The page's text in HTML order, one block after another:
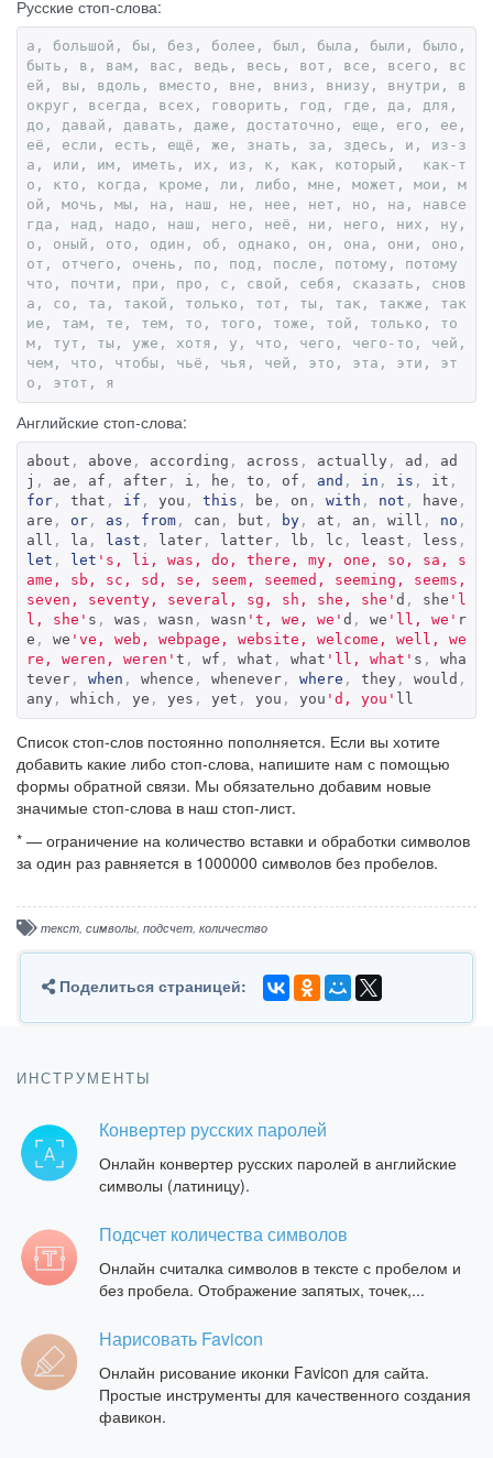
Русские стоп-слова:
а, большой, бы, без, более, был, была, были,
было,
быть,
в, вам, вас, ведь, весь, вот, все, всего,
вс
ей,
вы, вдоль, вместо, вне, вниз, внизу, внутри,
в
округ,
всегда, всех, говорить, год, где, да,
для,
до,
давай, давать, даже, достаточно, еще, его,
ее,
её,
если, есть, ещё, же, знать, за, здесь, и,
из-з
а,
или, им, иметь, их, из, к, как, который,
как-т
о,
кто, когда, кроме, ли, либо, мне, может, мои,
м
ой,
мочь, мы, на, наш, не, нее, нет, но, на,
навсе
гда,
над, надо, наш, него, неё, ни, него, них,
ну,
о,
оный, ото, один, об, однако, он, она, они,
оно,
от,
отчего, очень, по, под, после, потому,
потому
что,
почти, при, про, с, свой, себя, сказать,
снов
а,
со, та, такой, только, тот, ты, так, также,
так
ие,
там, те, тем, то, того, тоже, той, только,
то
м,
тут, ты, уже, хотя, у, что, чего, чего-то,
чей,
чем,
что, чтобы, чьё, чья, чей, это, эта, эти,
эт
о,
этот, я
Английские стоп-слова:
about , above , according , across , actually , ad ,
ad
j , ae , af , after , i , he , to , of , and , in , is , it ,
for , that , if , you , this , be , on , with , not , have ,
are , or , as , from , can , but , by , at , an , will , no ,
all , la , last , later , latter , lb , lc , least , less ,
let , let 's, li, was, do, there, my, one, so, sa, s
ame, sb, sc, sd, se, seem, seemed, seeming, seems,
seven, seventy, several, sg, sh, she, she' d , she 'l
l, she' s , was , wasn , wasn 't, we, we' d , we 'll, we' r
e , we 've, web, webpage, website, welcome, well, we
re, weren, weren' t , wf , what , what 'll, what' s ,
wha
tever , when , whence , whenever , where , they , would ,
any , which , ye , yes , yet , you , you 'd, you' ll
Список стоп-слов постоянно пополняется. Если вы хотите
добавить какие либо стоп-слова, напишите нам с помощью
формы обратной связи. Мы обязательно добавим новые
значимые стоп-слова в наш стоп-лист.
* — ограничение на количество вставки и обработки символов
за один раз равняется в 1000000 символов без пробелов.
текст символы подсчет количество
Поделиться страницей:
ИНСТРУМЕНТЫ
Конвертер русских паролей
Онлайн конвертер русских паролей в английские
символы (латиницу).
Подсчет количества символов
Онлайн считалка символов в тексте с пробелом и
без пробела. Отображение запятых, точек,...
Нарисовать Favicon
Онлайн рисование иконки Favicon для сайта.
Простые инструменты для качественного создания
фавикон.